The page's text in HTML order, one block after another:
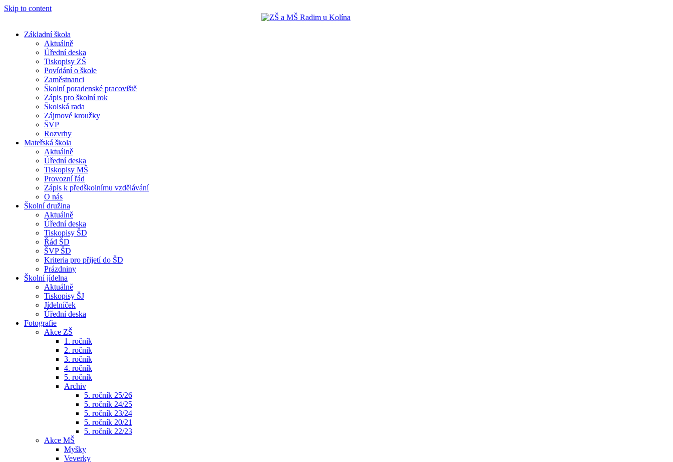
Skip to content
Základní škola
Aktuálně
Úřední deska
Tiskopisy ZŠ
Povídání o škole
Zaměstnanci
Školní poradenské pracoviště
Zápis pro školní rok
Školská rada
Zájmové kroužky
ŠVP
Rozvrhy
Mateřská škola
Aktuálně
Úřední deska
Tiskopisy MŠ
Provozní řád
Zápis k předškolnímu vzdělávání
O nás
Školní družina
Aktuálně
Úřední deska
Tiskopisy ŠD
Řád ŠD
ŠVP ŠD
Kriteria pro přijetí do ŠD
Prázdniny
Školní jídelna
Aktuálně
Tiskopisy ŠJ
Jídelníček
Úřední deska
Fotografie
Akce ZŠ
1. ročník
2. ročník
3. ročník
4. ročník
5. ročník
Archiv
5. ročník 25/26
5. ročník 24/25
5. ročník 23/24
5. ročník 20/21
5. ročník 22/23
Akce MŠ
Myšky
Veverky